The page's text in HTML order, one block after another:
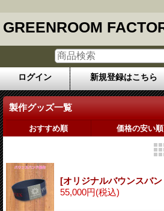
GREENROOM
ログイン 新規登録はこちら
製作グッズ一覧
おすすめ順 価格の安い順
[オリジナルバウンスバ
55,000円(税込)